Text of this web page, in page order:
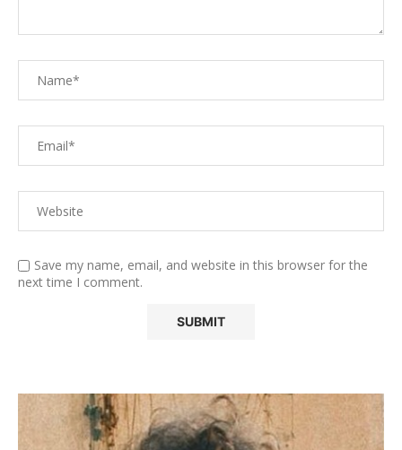
Save my name, email, and website in this browser for the
next time I comment.